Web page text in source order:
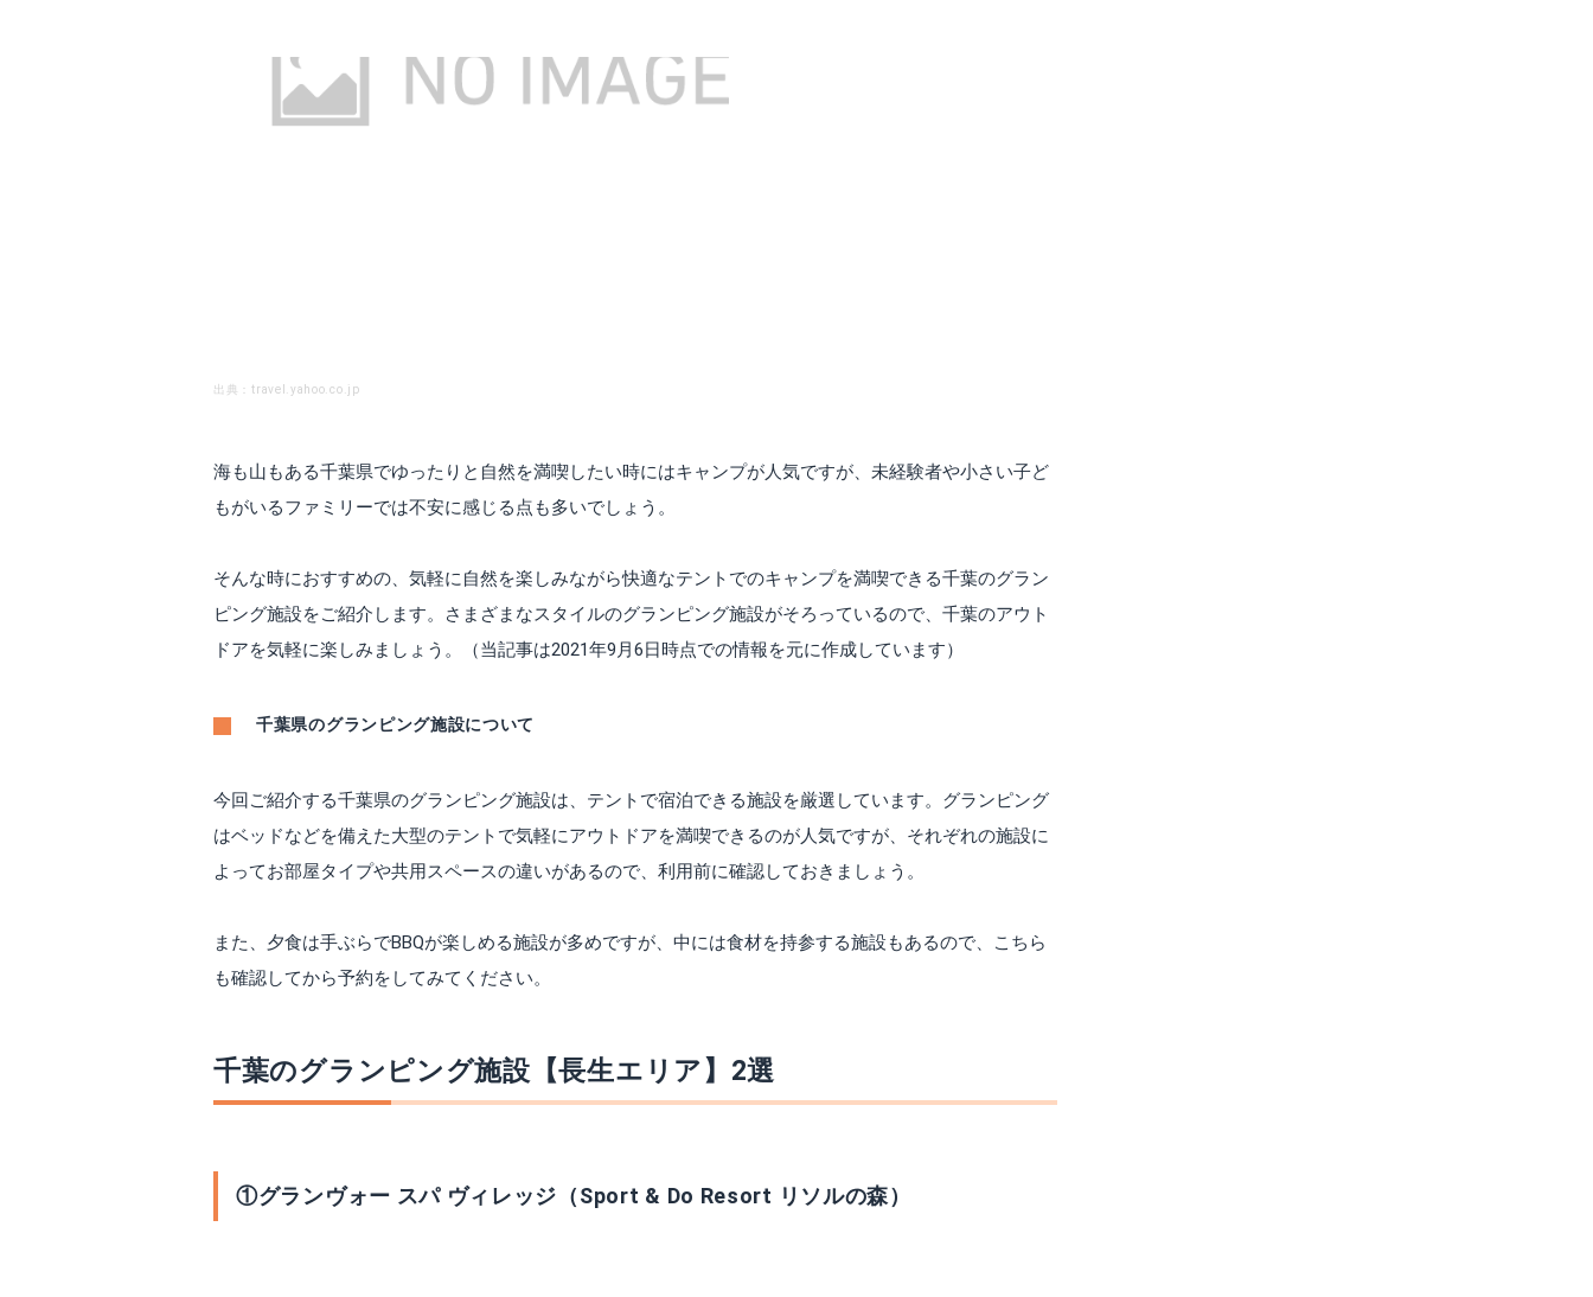
出典：travel.yahoo.co.jp
海も山もある千葉県でゆったりと自然を満喫したい時にはキャンプが人気ですが、未経験者や小さい子ど
もがいるファミリーでは不安に感じる点も多いでしょう。
そんな時におすすめの、気軽に自然を楽しみながら快適なテントでのキャンプを満喫できる千葉のグラン
ピング施設をご紹介します。さまざまなスタイルのグランピング施設がそろっているので、千葉のアウト
ドアを気軽に楽しみましょう。（当記事は2021年9月6日時点での情報を元に作成しています）
千葉県のグランピング施設について
今回ご紹介する千葉県のグランピング施設は、テントで宿泊できる施設を厳選しています。グランピング
はベッドなどを備えた大型のテントで気軽にアウトドアを満喫できるのが人気ですが、それぞれの施設に
よってお部屋タイプや共用スペースの違いがあるので、利用前に確認しておきましょう。
また、夕食は手ぶらでBBQが楽しめる施設が多めですが、中には食材を持参する施設もあるので、こちら
も確認してから予約をしてみてください。
千葉のグランピング施設【長生エリア】2選
①グランヴォー スパ ヴィレッジ（Sport & Do Resort リソルの森）